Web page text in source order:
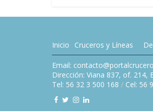
Inicio Cruceros y Líneas
Email:
Dirección: Viana 837, of. 214,
Tel: 56 32 3 500 168 / Cel: 56